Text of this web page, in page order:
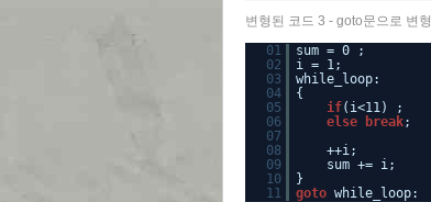
변형된 코드 3 - goto문으로 변형
01
sum = 0 ;
02
i = 1;
03
while_loop:
04
{
05
if(i<11) ;
06
else break;
07
08
++i;
09
sum += i;
10
}
11
goto while_loop: